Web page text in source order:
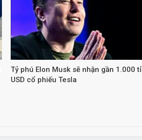
Tỷ phú Elon Musk sẽ nhận gần 1.000 tỉ
USD cổ phiếu Tesla